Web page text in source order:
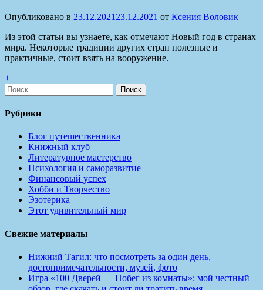
Опубликовано в 23.12.2021 23.12.2021 от Ксения Воловик
Из этой статьи вы узнаете, как отмечают Новый год в странах
мира. Некоторые традиции других стран полезные и
практичные, стоит взять на вооружение.
+
Найти:
Рубрики
Блог путешественника
Книжный клуб
Литературное мастерство
Психология и саморазвитие
Финансовый успех
Хобби и Творчество
Эзотерика
Этот удивительный мир
Свежие материалы
Нижний Тагил: что посмотреть за один день,
достопримечательности, музей, фото
Игра «100 Дверей — Побег из комнаты»: мой честный